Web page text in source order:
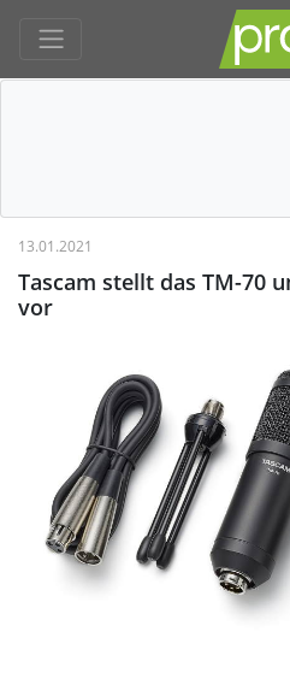
13.01.2021
Tascam stellt das TM-70
vor